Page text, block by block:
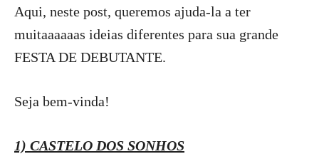
Aqui, neste post, queremos ajuda-la a ter
muitaaaaaas ideias diferentes para sua grande
FESTA DE DEBUTANTE.
Seja bem-vinda!
1) CASTELO DOS SONHOS